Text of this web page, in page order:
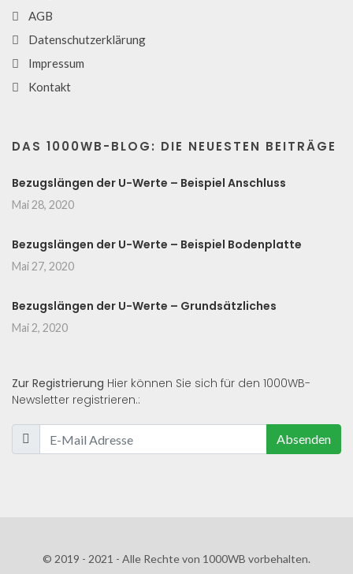
AGB
Datenschutzerklärung
Impressum
Kontakt
DAS 1000WB-BLOG: DIE NEUESTEN BEITRÄGE
Bezugslängen der U-Werte – Beispiel Anschluss
Mai 28, 2020
Bezugslängen der U-Werte – Beispiel Bodenplatte
Mai 27, 2020
Bezugslängen der U-Werte – Grundsätzliches
Mai 2, 2020
Zur Registrierung Hier können Sie sich für den 1000WB-
Newsletter registrieren.:
Absenden
© 2019 - 2021 - Alle Rechte von 1000WB vorbehalten.